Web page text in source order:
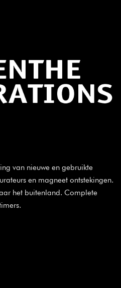
van nieuwe en gebruikte
en magneet ontstekingen.
het buitenland. Complete